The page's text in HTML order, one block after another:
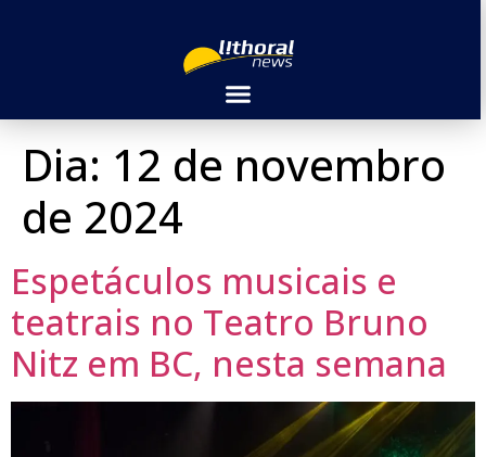
Dia: 12 de novembro
de 2024
Espetáculos musicais e
teatrais no Teatro Bruno
Nitz em BC, nesta semana